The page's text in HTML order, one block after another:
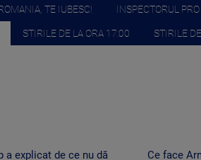
TE IUBESC! INSPECTORUL PRO
STIRILE DE LA ORA 17:00 STIRILE
a explicat de ce nu dă
Ce face